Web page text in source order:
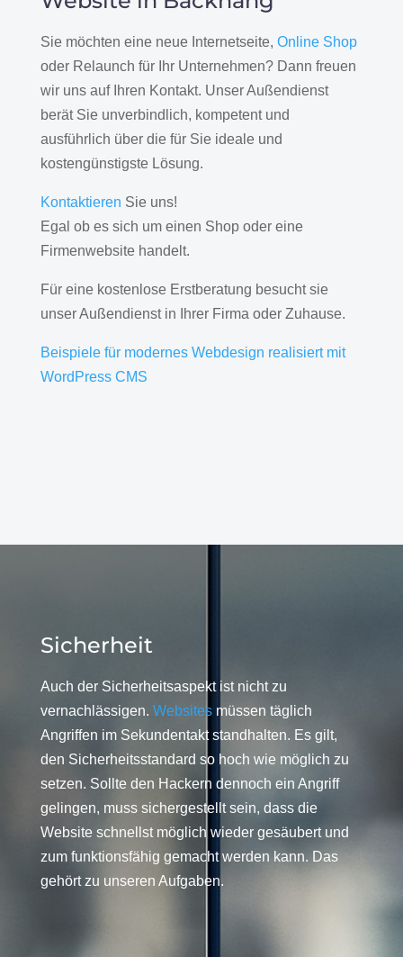
Sie möchten eine neue Internetseite, Online Shop
oder Relaunch für Ihr Unternehmen? Dann freuen
wir uns auf Ihren Kontakt. Unser Außendienst
berät Sie unverbindlich, kompetent und
ausführlich über die für Sie ideale und
kostengünstigste Lösung.
Kontaktieren Sie uns!
Egal ob es sich um einen Shop oder eine
Firmenwebsite handelt.
Für eine kostenlose Erstberatung besucht sie
unser Außendienst in Ihrer Firma oder Zuhause.
Beispiele für modernes Webdesign realisiert mit
WordPress CMS
Sicherheit
Auch der Sicherheitsaspekt ist nicht zu
vernachlässigen. Websitesmüssen täglich
Angriffen im Sekundentakt standhalten. Es gilt,
den Sicherheitsstandard so hoch wie möglich zu
setzen. Sollte den Hackern dennoch ein Angriff
gelingen, muss sichergestellt sein, dass die
Website schnellst möglich wieder gesäubert und
zum funktionsfähig gemacht werden kann. Das
gehört zu unseren Aufgaben.